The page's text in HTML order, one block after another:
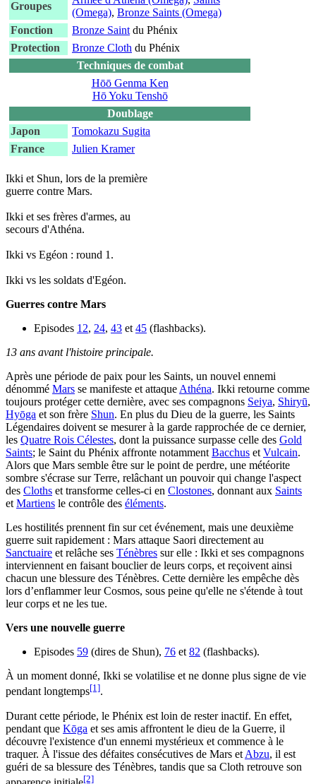
Groupes
(Omega), Bronze Saints (Omega)
Fonction
Bronze Saint du Phénix
Protection
Bronze Cloth du Phénix
Techniques de combat
Hōō Genma Ken
Hō Yoku Tenshō
Doublage
Japon
Tomokazu Sugita
France
Julien Kramer
Ikki et Shun, lors de la première
guerre contre Mars.
Ikki et ses frères d'armes, au
secours d'Athéna.
Ikki vs Egéon : round 1.
Ikki vs les soldats d'Egéon.
Guerres contre Mars
Episodes 12, 24, 43 et 45 (flashbacks).
13 ans avant l'histoire principale.
Après une période de paix pour les Saints, un nouvel ennemi
dénommé Mars se manifeste et attaque Athéna. Ikki retourne comme
toujours protéger cette dernière, avec ses compagnons Seiya, Shiryū,
Hyōga et son frère Shun. En plus du Dieu de la guerre, les Saints
Légendaires doivent se mesurer à la garde rapprochée de ce dernier,
les Quatre Rois Célestes, dont la puissance surpasse celle des Gold
Saints; le Saint du Phénix affronte notamment Bacchus et Vulcain.
Alors que Mars semble être sur le point de perdre, une météorite
sombre s'écrase sur Terre, relâchant un pouvoir qui change l'aspect
des Cloths et transforme celles-ci en Clostones, donnant aux Saints
et Martiens le contrôle des éléments.
Les hostilités prennent fin sur cet événement, mais une deuxième
guerre suit rapidement : Mars attaque Saori directement au
Sanctuaire et relâche ses Ténèbres sur elle : Ikki et ses compagnons
interviennent en faisant bouclier de leurs corps, et reçoivent ainsi
chacun une blessure des Ténèbres. Cette dernière les empêche dès
lors d’enflammer leur Cosmos, sous peine qu'elle ne s'étende à tout
leur corps et ne les tue.
Vers une nouvelle guerre
Episodes 59 (dires de Shun), 76 et 82 (flashbacks).
À un moment donné, Ikki se volatilise et ne donne plus signe de vie
pendant longtemps[1].
Durant cette période, le Phénix est loin de rester inactif. En effet,
pendant que Kōga et ses amis affrontent le dieu de la Guerre, il
découvre l'existence d'un ennemi mystérieux et commence à le
traquer. À l'issue des défaites consécutives de Mars et Abzu, il est
guéri de sa blessure des Ténèbres, tandis que sa Cloth retrouve son
[2]